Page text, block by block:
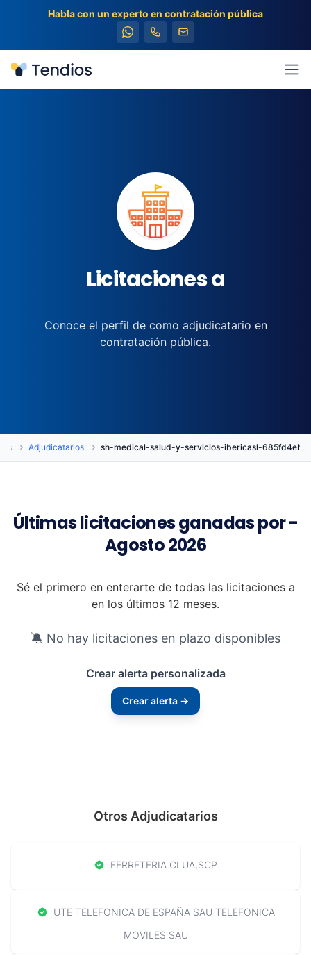
Habla con un experto en contratación pública
Tendios
Licitaciones a
Conoce el perfil de como adjudicatario en
contratación pública.
Adjudicatarios sh-medical-salud-y-servicios-ibericasl-
Últimas licitaciones ganadas por -
Agosto 2026
Sé el primero en enterarte de todas las licitaciones a
en los últimos 12 meses.
🔕 No hay licitaciones en plazo disponibles
Crear alerta personalizada
Crear alerta →
Otros Adjudicatarios
FERRETERIA CLUA,SCP
UTE TELEFONICA DE ESPAÑA SAU TELEFONICA
MOVILES SAU